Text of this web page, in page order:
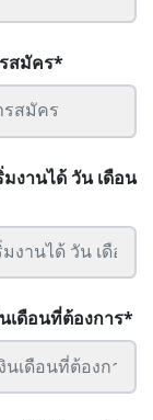
สมัคร*
งานได้ วัน เดือน
เดือนที่ต้องการ*